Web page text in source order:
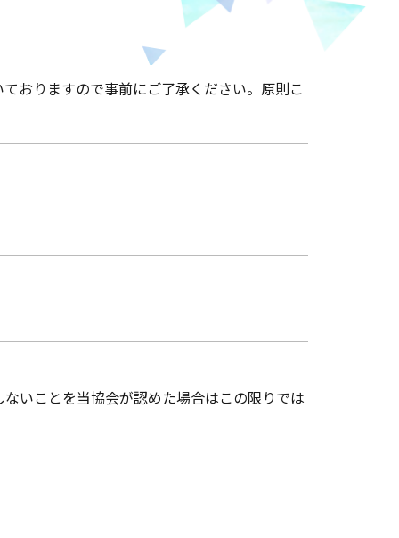
おりますので事前にご了承ください。原則こ
いことを当協会が認めた場合はこの限りでは